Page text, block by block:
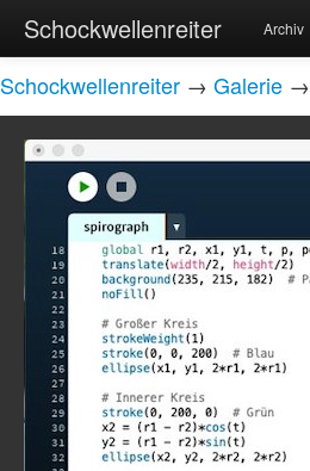
Schockwellenreiter Archiv
Schockwellenreiter → Galerie →